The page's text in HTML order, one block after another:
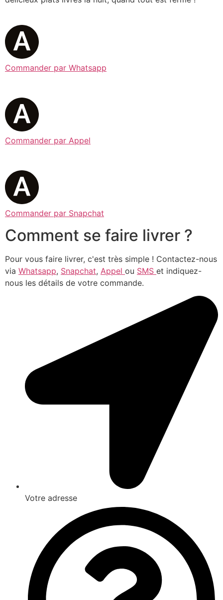
Commander par Whatsapp
Commander par Appel
Commander par Snapchat
Comment se faire livrer ?
Pour vous faire livrer, c'est très simple ! Contactez-nous
via Whatsapp, Snapchat, Appel ou SMS et indiquez-
nous les détails de votre commande.
Votre adresse